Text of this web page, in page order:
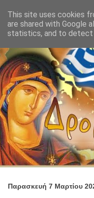
Παρασκευή 7 Μαρτίου
This site uses cookies
are shared with Google
statistics, and to detect